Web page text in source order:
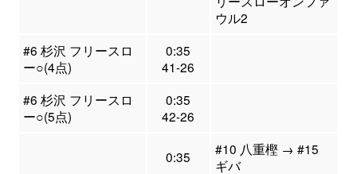
ウル2
#6 杉沢 フリースロ
ー○(4点)
0:35
41-26
#6 杉沢 フリースロ
ー○(5点)
0:35
42-26
0:35
#10 八重樫 → #15
ギバ